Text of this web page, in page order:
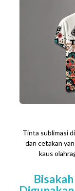
Tinta sublimasi
dan cetakan
kaus